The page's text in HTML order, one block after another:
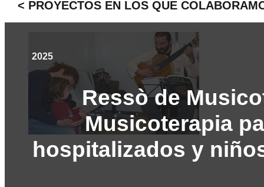
< PROYECTOS EN LOS QUE
2025
Ressò de
Musicoterapia
hospitalizados y